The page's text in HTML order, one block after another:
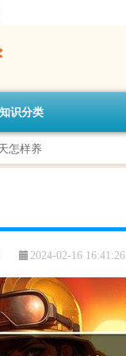
知识分类
怎样养
2024-02-16 16:41:26